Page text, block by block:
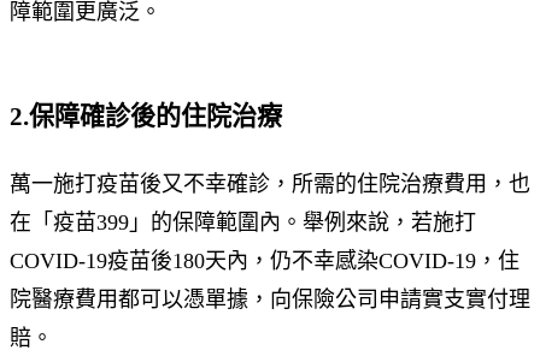
障範圍更廣泛。
2.保障確診後的住院治療
萬一施打疫苗後又不幸確診，所需的住院治療費用，也
在「疫苗399」的保障範圍內。舉例來說，若施打
COVID-19疫苗後180天內，仍不幸感染COVID-19，住
院醫療費用都可以憑單據，向保險公司申請實支實付理
賠。